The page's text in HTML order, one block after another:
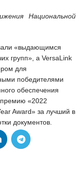
Национальной
«выдающимся
групп», а VersaLink
для
победителями
обеспечения
«2022
Award» за лучший в
документов.